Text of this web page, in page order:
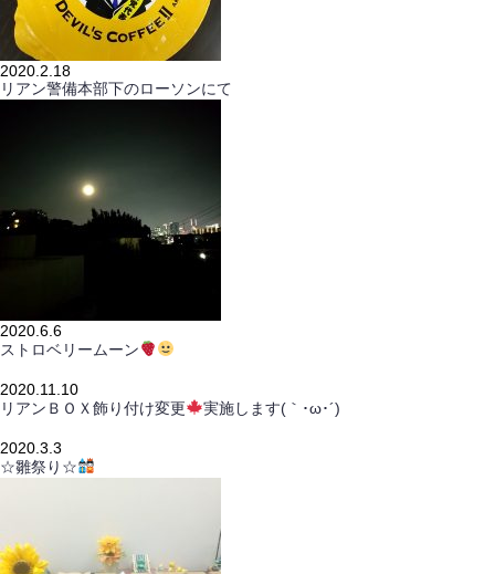
2020.2.18
リアン警備本部下のローソンにて
2020.6.6
ストロベリームーン
2020.11.10
リアンＢＯＸ飾り付け変更
実施します(｀･ω･´)ゞ
2020.3.3
☆雛祭り☆